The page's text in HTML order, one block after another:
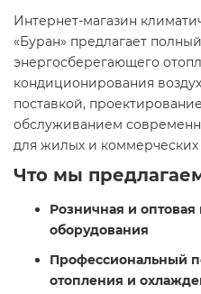
Интернет-магазин
«Буран» предлагает
энергосберегающего
кондиционирования
поставкой,
обслуживанием
для жилых и коммерческих
Что мы
Розничная и
оборудования
Профессиональный
отопления и